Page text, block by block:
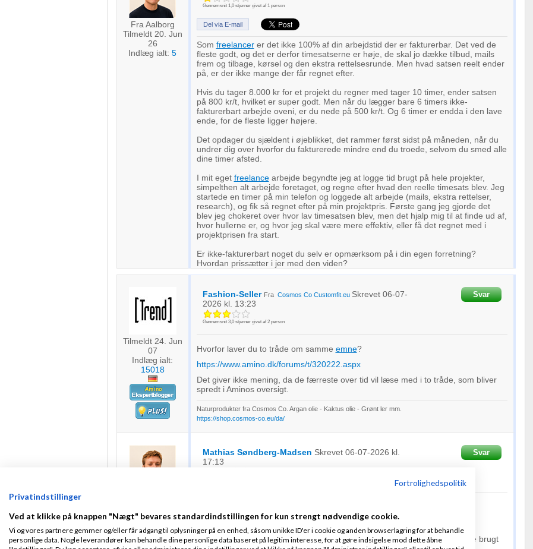
Fra Aalborg
Tilmeldt 20. Jun
26
Indlæg ialt: 5
Gennemsnit 1,0stjerner givet af 1person
Del via E-mail
Som freelancerer det ikke 100% af din arbejdstid der er fakturerbar. Det ved de
fleste godt, og det er derfor timesatserne er høje, de skal jo dække tilbud, mails
frem og tilbage, kørsel og den ekstra rettelsesrunde. Men hvad satsen reelt ender
på, er der ikke mange der får regnet efter.
Hvis du tager 8.000 kr for et projekt du regner med tager 10 timer, ender satsen
på 800 kr/t, hvilket er super godt. Men når du lægger bare 6 timers ikke-
fakturerbart arbejde oveni, er du nede på 500 kr/t. Og 6 timer er endda i den lave
ende, for de fleste ligger højere.
Det opdager du sjældent i øjeblikket, det rammer først sidst på måneden, når du
undrer dig over hvorfor du fakturerede mindre end du troede, selvom du smed alle
dine timer afsted.
I mit eget freelancearbejde begyndte jeg at logge tid brugt på hele projekter,
simpelthen alt arbejde foretaget, og regne efter hvad den reelle timesats blev. Jeg
startede en timer på min telefon og loggede alt arbejde (mails, ekstra rettelser,
research), og fik så regnet efter på min projektpris. Første gang jeg gjorde det
blev jeg chokeret over hvor lav timesatsen blev, men det hjalp mig til at finde ud af,
hvor hullerne er, og hvor jeg skal være mere effektiv, eller få det regnet med i
projektprisen fra start.
Er ikke-fakturerbart noget du selv er opmærksom på i din egen forretning?
Hvordan prissætter i jer med den viden?
Tilmeldt 24. Jun
07
Indlæg ialt:
15018
Fashion-Seller Fra Cosmos Co Customfit.eu Skrevet 06-07-
2026 kl. 13:23
Gennemsnit 3,0stjerner givet af 2person
Svar
Hvorfor laver du to tråde om samme emne?
https://www.amino.dk/forums/t/320222.aspx
Det giver ikke mening, da de færreste over tid vil læse med i to tråde, som bliver
spredt i Aminos oversigt.
Naturprodukter fra Cosmos Co. Argan olie - Kaktus olie - Grønt ler mm.
https://shop.cosmos-co.eu/da/
26
Indlæg ialt:
Mathias Søndberg-Madsen Skrevet 06-07-2026 kl.
17:13
Svar
Du har ret i at jeg brugte det samme eksempel i begge tråde. Det var en
omskrivning af et opslag jeg lavede tilLinkedIn, og jeg tænkte vinklen var
anderledes nok til sin egen tråd. Men jeg kan godt forstå at jeg skulle have brugt
Fortrolighedspolitik
Privatindstillinger
Ved at klikke på knappen "Nægt" bevares standardindstillingen for kun strengt nødvendige cookie.
Vi og vores partnere gemmer og/eller får adgang til oplysninger på en enhed, såsom unikke ID'er i cookie og anden browserlagring for at behandle
personlige data. Nogle leverandører kan behandle dine personlige data baseret på legitim interesse, for at gøre indsigelse mod dette åbne